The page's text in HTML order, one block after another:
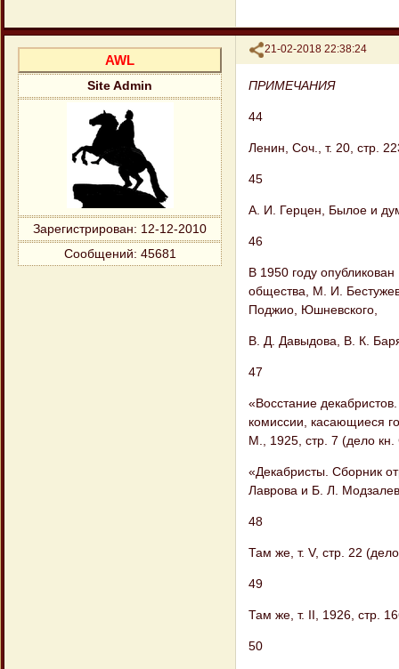
Поделиться
21-02-2018 22:38:24
AWL
Site Admin
Зарегистрирован: 12-12-2010
Сообщений: 45681
ПРИМЕЧАНИЯ
44
Ленин, Соч., т. 20, стр.
45
А. И. Герцен, Былое и
46
В 1950 году
общества, М. И.
Поджио, Юшневского,
В. Д. Давыдова, В. К.
47
«Восстание
комиссии, касающиеся
М., 1925, стр. 7 (дело кн.
«Декабристы. Сборник
Лаврова и Б. Л.
48
Там же, т. V, стр. 22
49
Там же, т. II, 1926, стр.
50